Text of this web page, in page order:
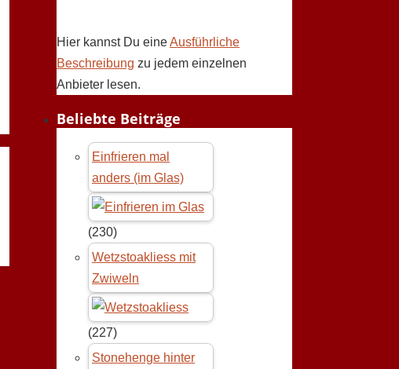
Hier kannst Du eineAusführliche
Beschreibung zu jedem einzelnen
Anbieter lesen.
Beliebte Beiträge
Einfrieren mal
anders (im Glas)
(230)
Wetzstoakliess mit
Zwiweln
(227)
Stonehenge hinter